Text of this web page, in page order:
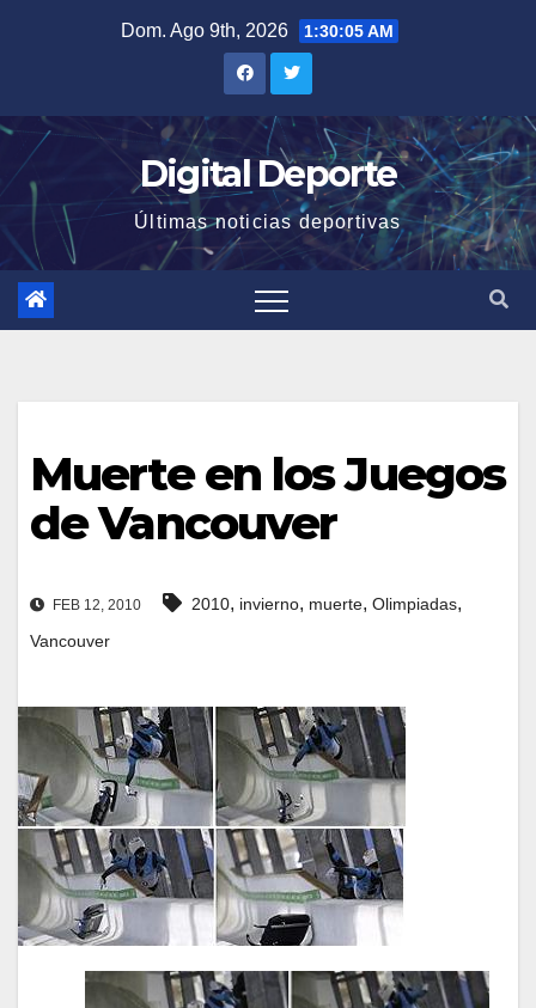
Dom. Ago 9th, 2026 1:30:06 AM
Digital Deporte
Últimas noticias deportivas
Muerte en los Juegos
de Vancouver
FEB 12, 2010 2010, invierno, muerte, Olimpiadas,
Vancouver